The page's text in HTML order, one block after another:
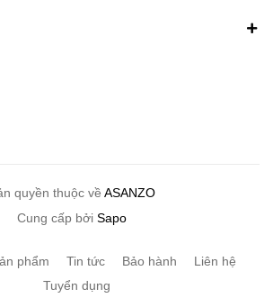
quyền thuộc về ASANZO
Cung cấp bởi Sapo
phẩm Tin tức Bảo hành
Liên hệ
Tuyển dụng